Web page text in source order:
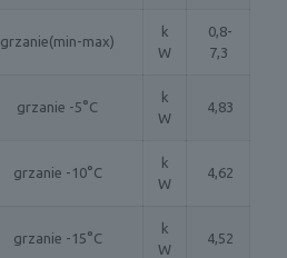
grzanie(min-max)
k
W
0,8-
7,3
grzanie -5°C
k
W
4,83
grzanie -10°C
k
W
4,62
grzanie -15°C
k
W
4,52